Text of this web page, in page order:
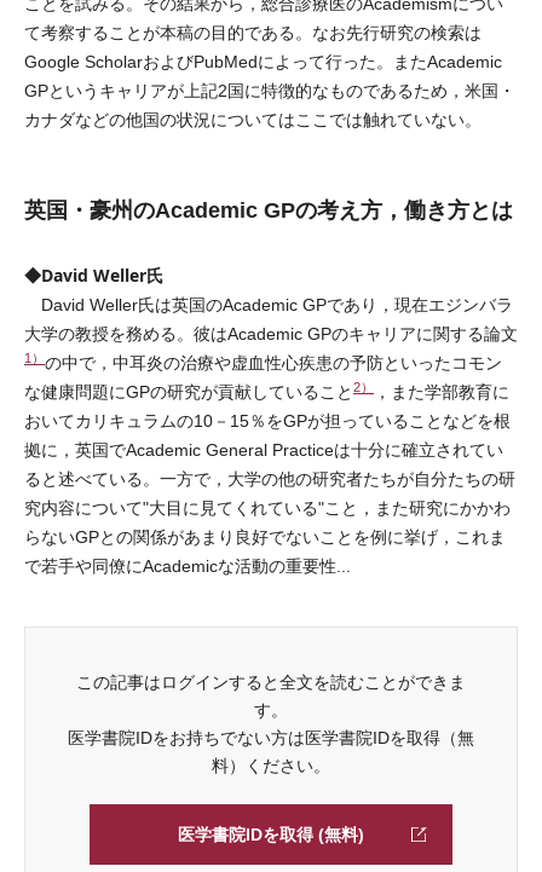
て考察することが本稿の目的である。なお先行研究の検索は
Google ScholarおよびPubMedによって行った。またAcademic
GPというキャリアが上記2国に特徴的なものであるため，米国・
カナダなどの他国の状況についてはここでは触れていない。
英国・豪州のAcademic GPの考え方，働き方とは
◆David Weller氏
David Weller氏は英国のAcademic GPであり，現在エジンバラ
大学の教授を務める。彼はAcademic GPのキャリアに関する論文
1） の中で，中耳炎の治療や虚血性心疾患の予防といったコモン
な健康問題にGPの研究が貢献していること 2）
，また学部教育に
おいてカリキュラムの10－15％をGPが担っていることなどを根
拠に，英国でAcademic General Practiceは十分に確立されてい
ると述べている。一方で，大学の他の研究者たちが自分たちの研
究内容について"大目に見てくれている"こと，また研究にかかわ
らないGPとの関係があまり良好でないことを例に挙げ，これま
で若手や同僚にAcademicな活動の重要性...
この記事はログインすると全文を読むことができま
す。
医学書院IDをお持ちでない方は医学書院IDを取得（無
料）ください。
医学書院IDを取得 (無料)